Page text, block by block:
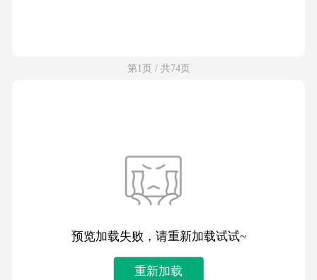
第1页 / 共74页
预览加载失败，请重新加载试试~
重新加载